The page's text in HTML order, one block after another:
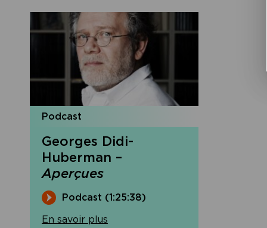
Podcast
Georges Didi-
Huberman –
Aperçues
Podcast (1:25:38)
En savoir plus